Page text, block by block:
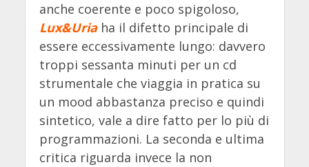
anche coerente e poco spigoloso,
Lux&Uriaha il difetto principale di
essere eccessivamente lungo: davvero
troppi sessanta minuti per un cd
strumentale che viaggia in pratica su
un mood abbastanza preciso e quindi
sintetico, vale a dire fatto per lo più di
programmazioni. La seconda e ultima
critica riguarda invece la non